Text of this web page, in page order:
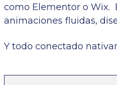
como Elementor o Wix.
animaciones fluidas,
Y todo conectado